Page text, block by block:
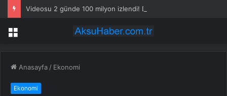
Menü
Anasayfa / Ekonomi
Ekonomi